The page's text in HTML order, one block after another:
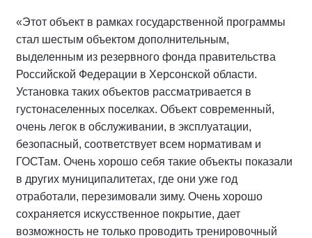
«Этот объект в рамках государственной программы
стал шестым объектом дополнительным,
выделенным из резервного фонда правительства
Российской Федерации в Херсонской области.
Установка таких объектов рассматривается в
густонаселенных поселках. Объект современный,
очень легок в обслуживании, в эксплуатации,
безопасный, соответствует всем нормативам и
ГОСТам. Очень хорошо себя такие объекты показали
в других муниципалитетах, где они уже год
отработали, перезимовали зиму. Очень хорошо
сохраняется искусственное покрытие, дает
возможность не только проводить тренировочный